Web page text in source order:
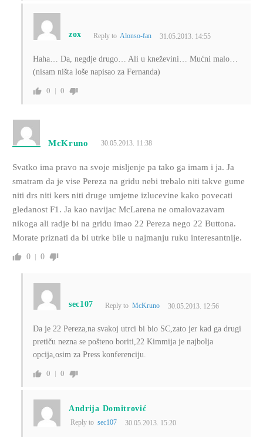
zox Reply toAlonso-fan 31.05.2013. 14:55
Haha… Da, negdje drugo… Ali u kneževini… Mućni malo…
(nisam ništa loše napisao za Fernanda)
0 0
McKruno 30.05.2013. 11:38
Svatko ima pravo na svoje misljenje pa tako ga imam i ja. Ja
smatram da je vise Pereza na gridu nebi trebalo niti takve gume
niti drs niti kers niti druge umjetne izlucevine kako povecati
gledanost F1. Ja kao navijac McLarena ne omalovazavam
nikoga ali radje bi na gridu imao 22 Pereza nego 22 Buttona.
Morate priznati da bi utrke bile u najmanju ruku interesantnije.
0 0
sec107 Reply toMcKruno 30.05.2013. 12:56
Da je 22 Pereza,na svakoj utrci bi bio SC,zato jer kad ga drugi
pretiču nezna se pošteno boriti,22 Kimmija je najbolja
opcija,osim za Press konferenciju.
0 0
Andrija Domitrović
Reply to sec107 30.05.2013. 15:20